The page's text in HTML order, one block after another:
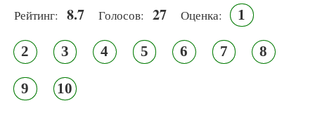
Рейтинг: 8.7 Голосов: 27 Оценка: 1
2 3 4 5 6 7 8
9 10